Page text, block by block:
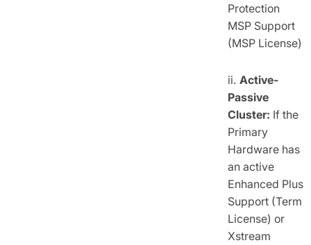
Protection
MSP Support
(MSP License)
Active-
Passive
Cluster: If the
Primary
Hardware has
an active
Enhanced Plus
Support (Term
License) or
Xstream